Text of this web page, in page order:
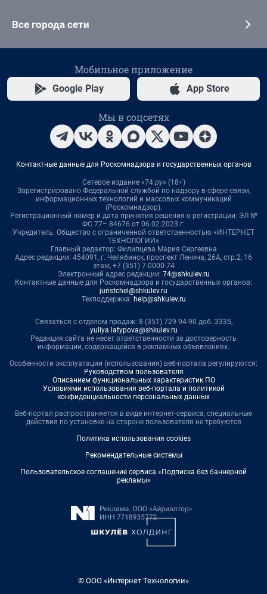
Все города сети
Мобильное приложение
Google Play App Store
Мы в соцсетях
Контактные данные для Роскомнадзора и государственных органов
Сетевое издание «74.ру» (18+)
Зарегистрировано Федеральной службой по надзору в сфере связи,
информационных технологий и массовых коммуникаций
(Роскомнадзор).
Регистрационный номер и дата принятия решения о регистрации: ЭЛ №
ФС 77– 84676 от 06.02.2023 г.
Учредитель: Общество с ограниченной ответственностью «ИНТЕРНЕТ
ТЕХНОЛОГИИ»
Главный редактор: Филипцева Мария Сергеевна
Адрес редакции: 454091, г. Челябинск, проспект Ленина, 26А, стр.2, 16
этаж, +7 (351) 7-0000-74
Электронный адрес редакции: 74@shkulev.ru
Контактные данные для Роскомнадзора и государственных органов:
juristchel@shkulev.ru
Техподдержка: help@shkulev.ru
Связаться с отделом продаж: 8 (351) 729-94-90 доб. 3335,
yuliya.latypova@shkulev.ru
Редакция сайта не несет ответственности за достоверность
информации, содержащейся в рекламных объявлениях.
Особенности эксплуатации (использования) веб-портала регулируются:
Руководством пользователя
Описанием функциональных характеристик ПО
Условиями использования веб-портала и политикой
конфиденциальности персональных данных
Веб-портал распространяется в виде интернет-сервиса, специальные
действия по установке на стороне пользователя не требуются
Политика использования cookies
Рекомендательные системы
Пользовательское соглашение сервиса «Подписка без баннерной
рекламы»
© ООО «Интернет Технологии»